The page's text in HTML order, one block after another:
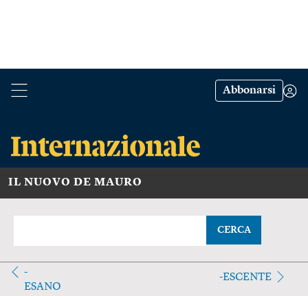
Abbonarsi
IL NUOVO DE MAURO
CERCA
-
ESANO
-ESCENTE